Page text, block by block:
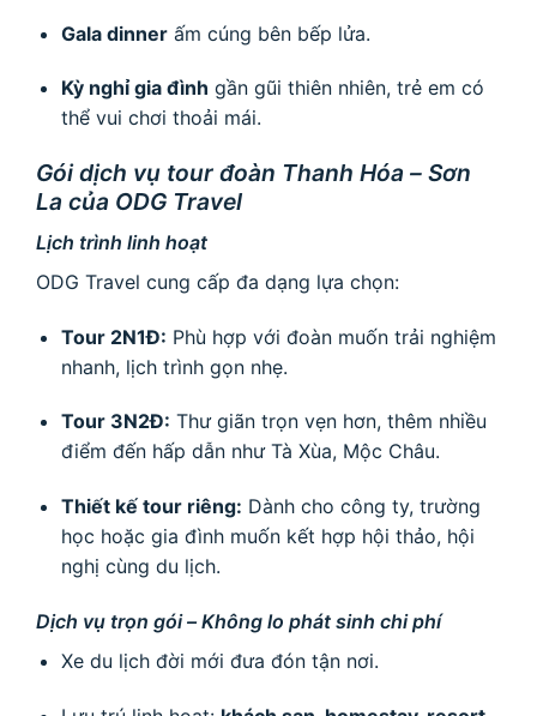
Gala dinnerấm cúng bên bếp lửa.
Kỳ nghỉ gia đình gần gũi thiên nhiên, trẻ em có
thể vui chơi thoải mái.
Gói dịch vụ tour đoàn Thanh Hóa – Sơn
La của ODG Travel
Lịch trình linh hoạt
ODG Travel cung cấp đa dạng lựa chọn:
Tour 2N1Đ: Phù hợp với đoàn muốn trải nghiệm
nhanh, lịch trình gọn nhẹ.
Tour 3N2Đ: Thư giãn trọn vẹn hơn, thêm nhiều
điểm đến hấp dẫn như Tà Xùa, Mộc Châu.
Thiết kế tour riêng: Dành cho công ty, trường
học hoặc gia đình muốn kết hợp hội thảo, hội
nghị cùng du lịch.
Dịch vụ trọn gói – Không lo phát sinh chi phí
Xe du lịch đời mới đưa đón tận nơi.